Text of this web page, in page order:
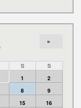
»
S
S
1
2
8
9
15
16